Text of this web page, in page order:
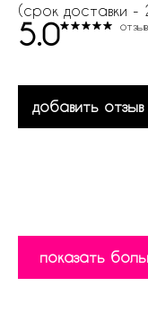
(срок доставки -
5.0
добавить отзыв
показать